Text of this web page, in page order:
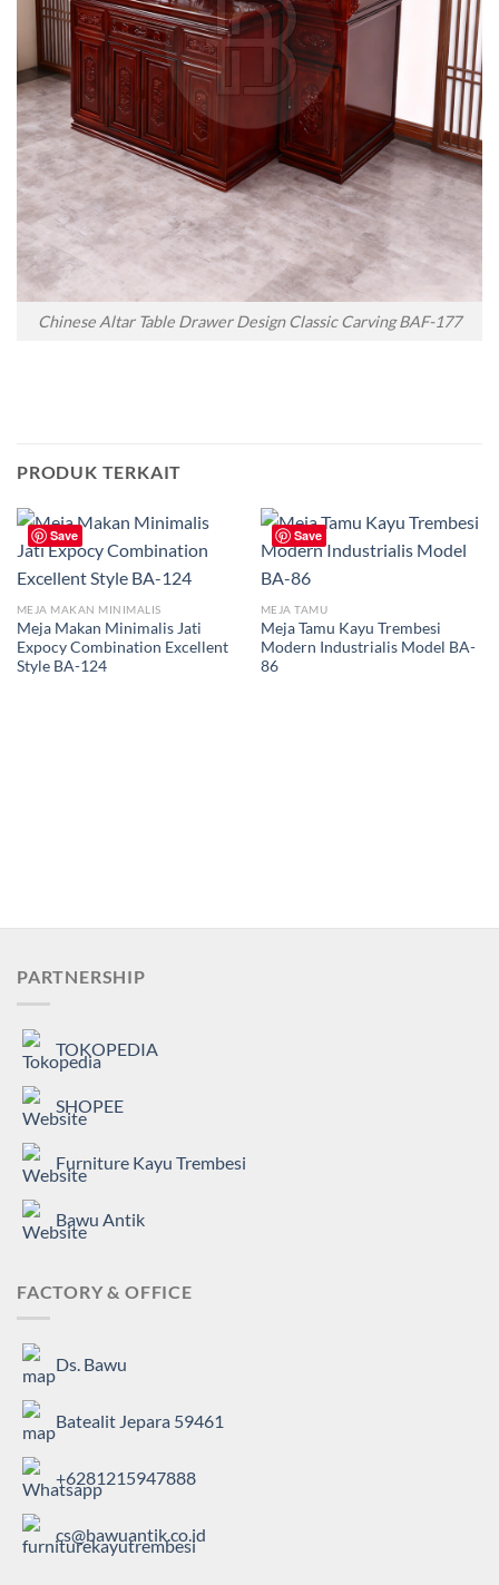
Chinese Altar Table Drawer Design Classic Carving BAF-177
PRODUK TERKAIT
Save
MEJA MAKAN MINIMALIS
Meja Makan Minimalis Jati
Expocy Combination Excellent
Style BA-124
Save
MEJA TAMU
Meja Tamu Kayu Trembesi
Modern Industrialis Model BA-
86
PARTNERSHIP
TOKOPEDIA
SHOPEE
Furniture Kayu Trembesi
Bawu Antik
FACTORY & OFFICE
Ds. Bawu
Batealit Jepara 59461
+6281215947888
cs@bawuantik.co.id